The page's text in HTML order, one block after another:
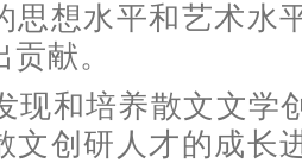
思想水平和艺术水
献。
现和培养散文文
文创研人才的成长